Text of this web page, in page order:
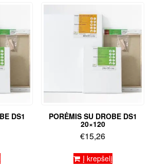
DS1 PORĖMIS SU DROBE DS1
20×120
€15,26
Į krepšelį